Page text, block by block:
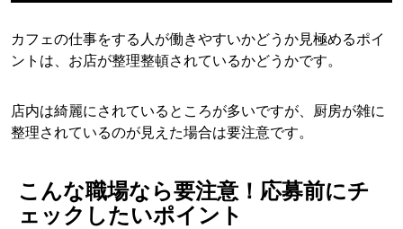
カフェの仕事をする人が働きやすいかどうか見極めるポイ
ントは、お店が整理整頓されているかどうかです。
店内は綺麗にされているところが多いですが、厨房が雑に
整理されているのが見えた場合は要注意です。
こんな職場なら要注意！応募前にチ
ェックしたいポイント